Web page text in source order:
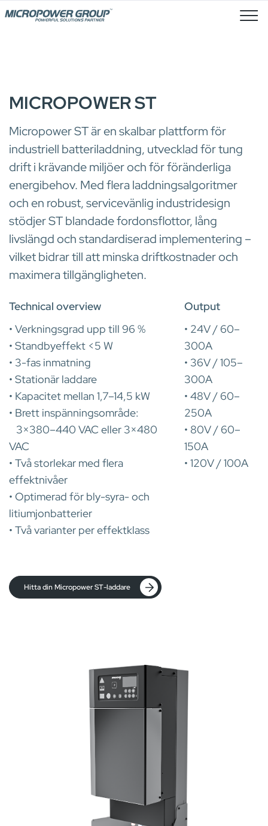
Lediga Tjänster
MICROPOWER ST
Micropower ST är en skalbar plattform för
industriell batteriladdning, utvecklad för tung
drift i krävande miljöer och för föränderliga
energibehov. Med flera laddningsalgoritmer
och en robust, servicevänlig industridesign
stödjer ST blandade fordonsflottor, lång
livslängd och standardiserad implementering –
vilket bidrar till att minska driftkostnader och
maximera tillgängligheten.
Technical overview
• Verkningsgrad upp till 96 %
• Standbyeffekt <5 W
• 3-fas inmatning
• Stationär laddare
• Kapacitet mellan 1,7–14,5 kW
• Brett inspänningsområde:
3×380–440 VAC eller 3×480
VAC
• Två storlekar med flera
effektnivåer
• Optimerad för bly-syra- och
litiumjonbatterier
• Två varianter per effektklass
Output
• 24V / 60–
300A
• 36V / 105–
300A
• 48V / 60–
250A
• 80V / 60–
150A
• 120V / 100A
Hitta din Micropower ST-laddare